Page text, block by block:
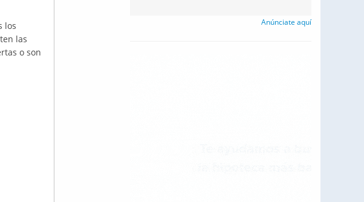
los
las
o son
Anúnciate aquí